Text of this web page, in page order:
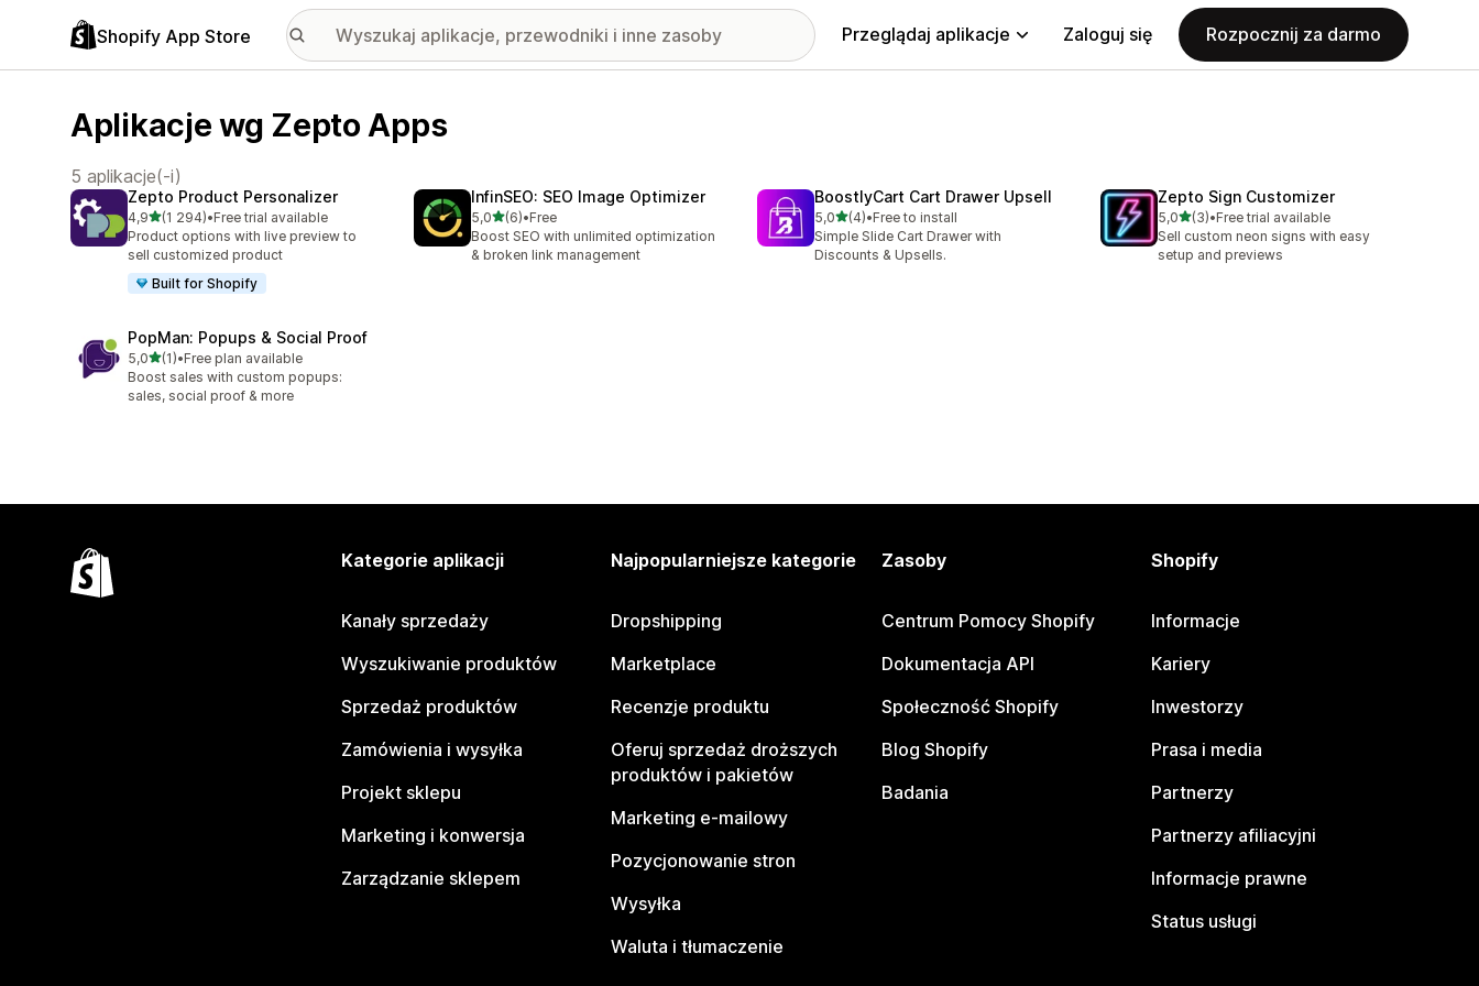
Shopify App Store Przeglądaj aplikacje Zaloguj się Rozpocznij za darmo
Aplikacje wg Zepto Apps
5 aplikacje(-i)
Zepto Product Personalizer
4,9na 5 gwiazdek
(1 294)
Łączna liczba recenzji: 1294
•Free trial available
Product options with live preview to
sell customized product
Built for Shopify
InfinSEO: SEO Image Optimizer
5,0na 5 gwiazdek
(6)
Łączna liczba recenzji: 6
•Free
Boost SEO with unlimited optimization
& broken link management
BoostlyCart Cart Drawer Upsell
5,0na 5 gwiazdek
(4)
Łączna liczba recenzji: 4
•Free to install
Simple Slide Cart Drawer with
Discounts & Upsells.
Zepto Sign Customizer
5,0na 5 gwiazdek
(3)
Łączna liczba recenzji: 3
•Free trial available
Sell custom neon signs with easy
setup and previews
PopMan: Popups & Social Proof
5,0na 5 gwiazdek
(1)
Łączna liczba recenzji: 1
•Free plan available
Boost sales with custom popups:
sales, social proof & more
Kategorie aplikacji
Kanały sprzedaży
Wyszukiwanie produktów
Sprzedaż produktów
Zamówienia i wysyłka
Projekt sklepu
Marketing i konwersja
Zarządzanie sklepem
Najpopularniejsze kategorie
Dropshipping
Marketplace
Recenzje produktu
Oferuj sprzedaż droższych
produktów i pakietów
Marketing e-mailowy
Pozycjonowanie stron
Wysyłka
Waluta i tłumaczenie
Zasoby
Centrum Pomocy Shopify
Dokumentacja API
Społeczność Shopify
Blog Shopify
Badania
Shopify
Informacje
Kariery
Inwestorzy
Prasa i media
Partnerzy
Partnerzy afiliacyjni
Informacje prawne
Status usługi